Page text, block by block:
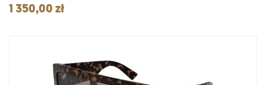
1 350,00 zł